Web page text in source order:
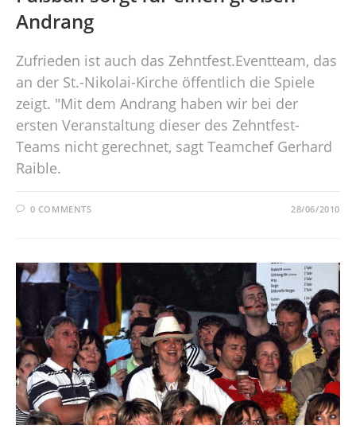
Andrang
Zufrieden ist auch das Zehntfest.Eventteam, das
an der St.-Nikolai-Kirche öffentlich die Spiele
zeigt. "Mit dem Andrang haben wir bei der
ersten Veranstaltung dieser des Zehntfest-
Teams nicht gerechnet, sagt Teamchef Gerhard
Raible.
0 COMMENTS 28/06/2010